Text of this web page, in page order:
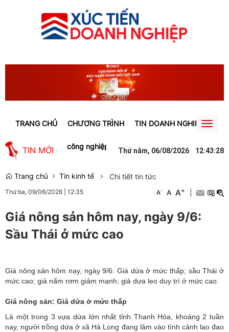
TRANG CHỦ CHƯƠNG TRÌNH TIN DOANH NGHIỆP Toggle
TIN MỚI
trong các khu công nghiệp ở Lâm Đồng săn đón Lào Cai: Tạm
Thứ năm, 06/08/2026 12:43:29
Trang chủ Tin kinh tế Chi tiết tin tức
Thứ ba, 09/06/2026 12:35 A- A A+
Giá nông sản hôm nay, ngày 9/6:
Sầu Thái ở mức cao
Giá nông sản hôm nay, ngày 9/6: Giá dứa ở mức thấp; sầu Thái ở
mức cao; giá nấm rơm giảm mạnh; giá dưa leo duy trì ở mức cao.
Giá nông sản: Giá dứa ở mức thấp
Là một trong 3 vựa dứa lớn nhất tỉnh Thanh Hóa, khoảng 2 tuần
nay, người trồng dứa ở xã Hà Long đang lâm vào tình cảnh lao đao